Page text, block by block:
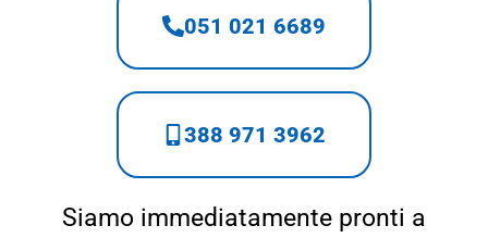
051 021 6689
388 971 3962
Siamo immediatamente pronti a